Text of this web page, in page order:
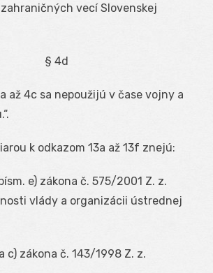
vecí Slovenskej
§ 4d
až 4c sa nepoužijú v čase vojny a
k odkazom 13a až 13f znejú:
e) zákona č. 575/2001 Z. z.
vlády a organizácii ústrednej
c) zákona č. 143/1998 Z. z.